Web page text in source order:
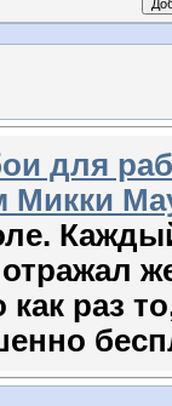
для
Микки
как раз